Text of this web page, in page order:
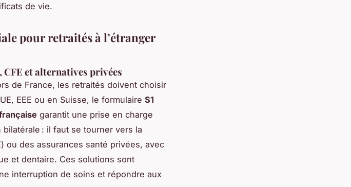
de vie.
pour retraités à l’étranger
et alternatives privées
de France, les retraités doivent choisir
EEE ou en Suisse, le formulaire S1
garantit une prise en charge
: il faut se tourner vers la
ou des assurances santé privées, avec
et dentaire. Ces solutions sont
interruption de soins et répondre aux